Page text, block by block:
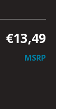
€13,49
MSRP